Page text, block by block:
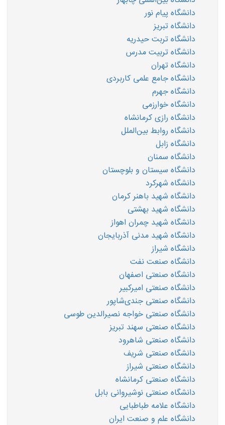
دانشگاه پیام نور
دانشگاه تبریز
دانشگاه تربت حیدریه
دانشگاه تربیت مدرس
دانشگاه تهران
دانشگاه جامع علمی کاربردی
دانشگاه جهرم
دانشگاه خوارزمی
دانشگاه رازی کرمانشاه
دانشگاه روابط بین‌الملل
دانشگاه زابل
دانشگاه سمنان
دانشگاه سیستان و بلوچستان
دانشگاه شهرکرد
دانشگاه شهید باهنر کرمان
دانشگاه شهید بهشتی
دانشگاه شهید چمران اهواز
دانشگاه شهید مدنی آذربایجان
دانشگاه شیراز
دانشگاه صنعت نفت
دانشگاه صنعتی اصفهان
دانشگاه صنعتی امیرکبیر
دانشگاه صنعتی جندی‌شاپور
دانشگاه صنعتی خواجه نصیرالدین طوسی
دانشگاه صنعتی سهند تبریز
دانشگاه صنعتی شاهرود
دانشگاه صنعتی شریف
دانشگاه صنعتی شیراز
دانشگاه صنعتی کرمانشاه
دانشگاه صنعتی نوشیروانی بابل
دانشگاه علامه طباطبایی
دانشگاه علم و صنعت ایران